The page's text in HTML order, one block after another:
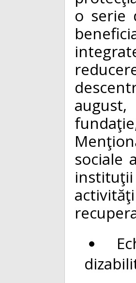
o serie
sociale
instituţii